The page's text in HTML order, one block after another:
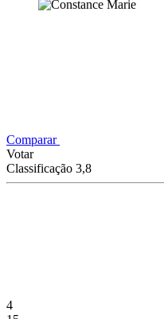
Comparar
Votar
Classificação 3,8
4